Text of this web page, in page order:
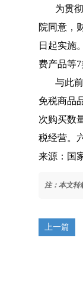
为贯
院同意，
日起实施
费产品等
与此
免税商品
次购买数
税经营。
来源：国
注：本文转
上一篇